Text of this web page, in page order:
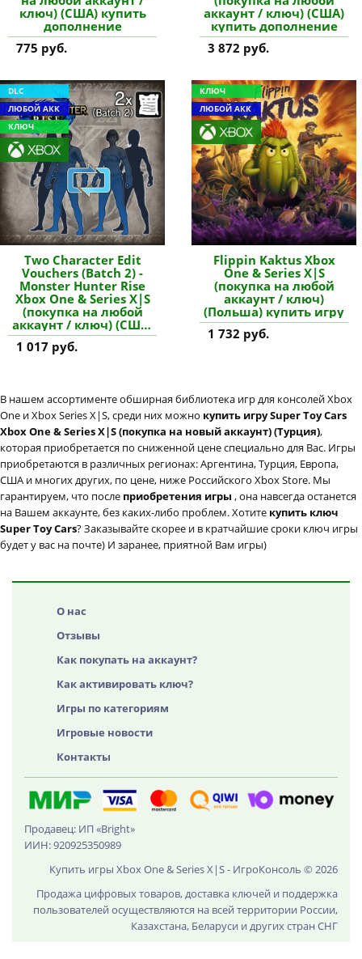
ключ) (США) купить
дополнение
775 руб.
аккаунт / ключ) (США)
купить дополнение
3 872 руб.
DLC
ЛЮБОЙ АКК
КЛЮЧ
Two Character Edit
Vouchers (Batch 2) -
Monster Hunter Rise
Xbox One & Series X|S
(покупка на любой
аккаунт / ключ) (США)
купить дополнение
1 017 руб.
КЛЮЧ
ЛЮБОЙ АКК
Flippin Kaktus Xbox
One & Series X|S
(покупка на любой
аккаунт / ключ)
(Польша) купить игру
1 732 руб.
В нашем ассортименте обширная библиотека игр для консолей Xbox
One и Xbox Series X|S, среди них можно купить игру Super Toy Cars
Xbox One & Series X|S (покупка на новый аккаунт) (Турция),
которая приобретается по сниженной цене специально для Вас. Игры
приобретаются в различных регионах: Аргентина, Турция, Европа,
США и многих других, по цене, ниже Российского Xbox Store. Мы
гарантируем, что после приобретения игры , она навсегда останется
на Вашем аккаунте, без каких-либо проблем. Хотите купить ключ
Super Toy Cars? Заказывайте скорее и в кратчайшие сроки ключ игры
будет у вас на почте) И заранее, приятной Вам игры)
О нас
Отзывы
Как покупать на аккаунт?
Как активировать ключ?
Игры по категориям
Игровые новости
Контакты
Продавец: ИП «Bright»
ИИН: 920925350989
Купить игры Xbox One & Series X|S - ИгроКонсоль © 2026
Продажа цифровых товаров, доставка ключей и поддержка
пользователей осуществляются на всей территории России,
Казахстана, Беларуси и других стран СНГ